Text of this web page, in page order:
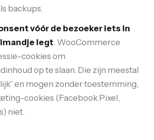
backups.
vóór de bezoeker iets in
legt. WooCommerce
cookies om
op te slaan. Die zijn meestal
en mogen zonder toestemming,
cookies (Facebook Pixel,
niet.